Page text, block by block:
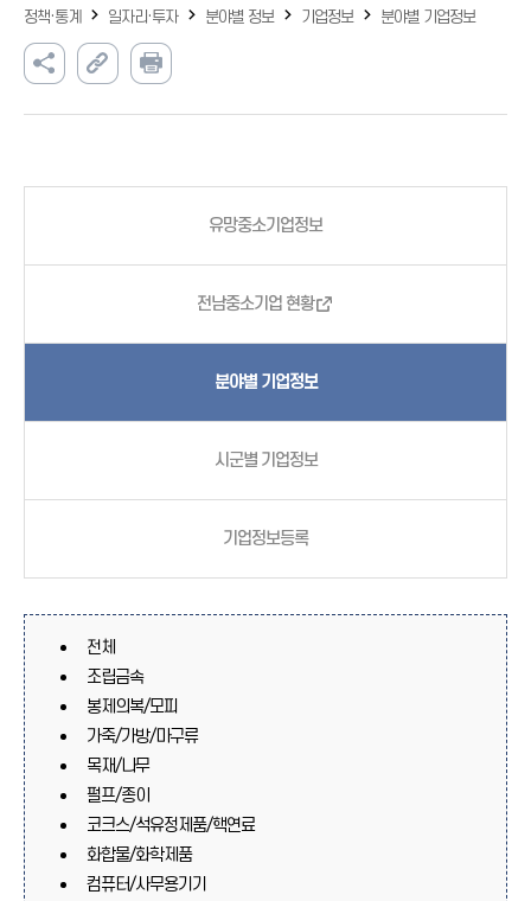
정책·통계 일자리·투자 분야별 정보 기업정보 분야별 기업정보
유망중소기업정보
전남중소기업 현황
분야별 기업정보
시군별 기업정보
기업정보등록
전체
조립금속
봉제의복/모피
가죽/가방/마구류
목재/나무
펄프/종이
코크스/석유정제품/핵연료
화합물/화학제품
컴퓨터/사무용기기